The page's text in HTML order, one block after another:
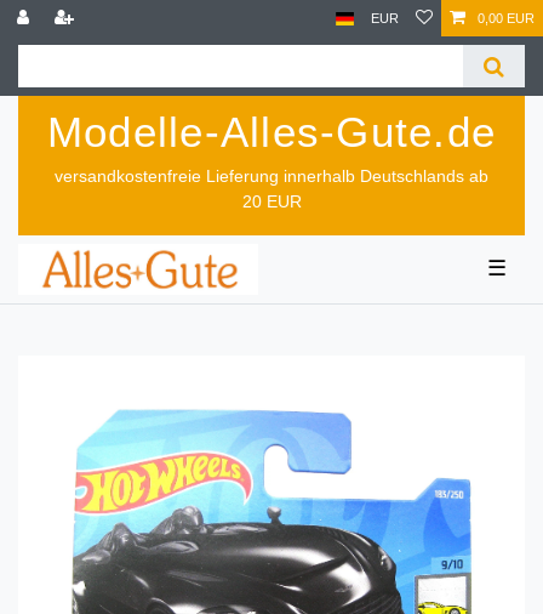
EUR 0,00 EUR
Modelle-Alles-Gute.de
versandkostenfreie Lieferung innerhalb Deutschlands ab
20 EUR
☰